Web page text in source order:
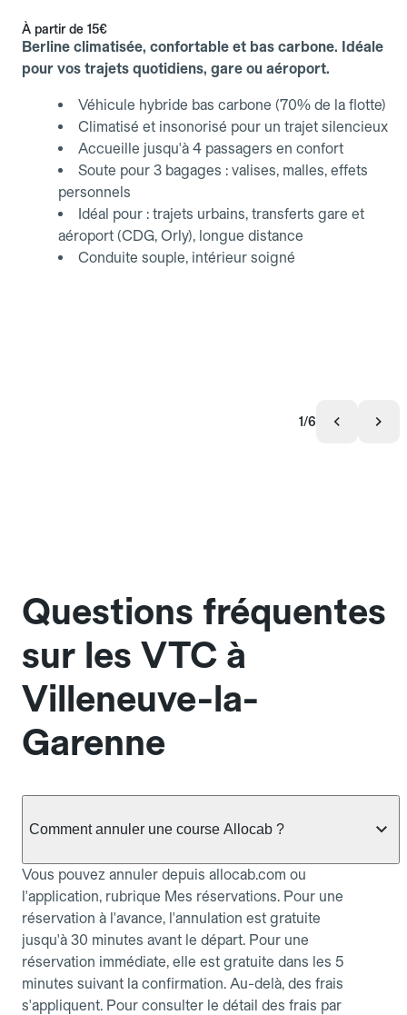
À partir de 15€
Berline climatisée, confortable et bas carbone. Idéale
pour vos trajets quotidiens, gare ou aéroport.
Véhicule hybride bas carbone (70% de la flotte)
Climatisé et insonorisé pour un trajet silencieux
Accueille jusqu'à 4 passagers en confort
Soute pour 3 bagages : valises, malles, effets
personnels
Idéal pour : trajets urbains, transferts gare et
aéroport (CDG, Orly), longue distance
Conduite souple, intérieur soigné
1/6
Questions fréquentes
sur les VTC à
Villeneuve-la-
Garenne
Comment annuler une course Allocab ?
Vous pouvez annuler depuis allocab.com ou
l'application, rubrique Mes réservations. Pour une
réservation à l'avance, l'annulation est gratuite
jusqu'à 30 minutes avant le départ. Pour une
réservation immédiate, elle est gratuite dans les 5
minutes suivant la confirmation. Au-delà, des frais
s'appliquent. Pour consulter le détail des frais par